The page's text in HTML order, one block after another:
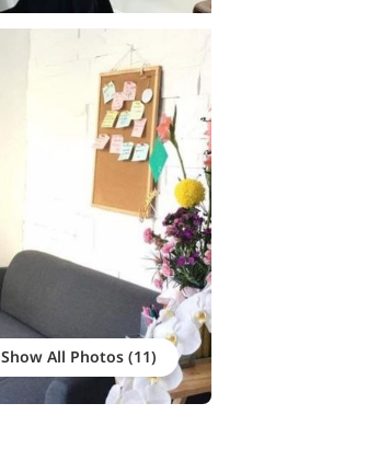
Show All Photos